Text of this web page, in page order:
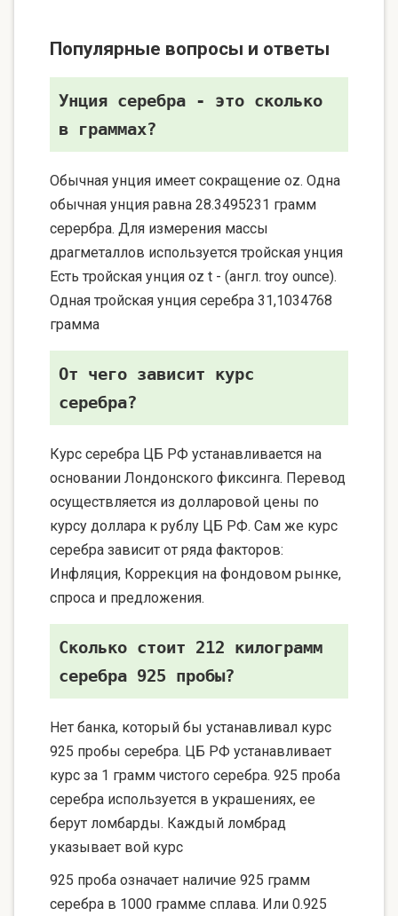
Популярные вопросы и ответы
Унция серебра - это сколько
в граммах?
Обычная унция имеет сокращение oz. Одна
обычная унция равна 28.3495231 грамм
серербра. Для измерения массы
драгметаллов используется тройская унция
Есть тройская унция oz t - (англ. troy ounce).
Одная тройская унция серебра 31,1034768
грамма
От чего зависит курс
серебра?
Курс серебра ЦБ РФ устанавливается на
основании Лондонского фиксинга. Перевод
осуществляется из долларовой цены по
курсу доллара к рублу ЦБ РФ. Сам же курс
серебра зависит от ряда факторов:
Инфляция, Коррекция на фондовом рынке,
спроса и предложения.
Сколько стоит 212 килограмм
серебра 925 пробы?
Нет банка, который бы устанавливал курс
925 пробы серебра. ЦБ РФ устанавливает
курс за 1 грамм чистого серебра. 925 проба
серебра используется в украшениях, ее
берут ломбарды. Каждый ломбрад
указывает вой курс
925 проба означает наличие 925 грамм
серебра в 1000 грамме сплава. Или 0.925